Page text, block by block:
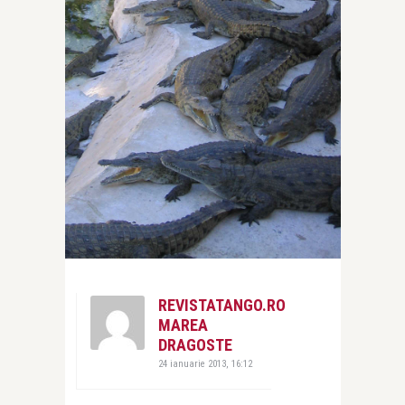
REVISTATANGO.RO
MAREA
DRAGOSTE
24 ianuarie 2013, 16:12